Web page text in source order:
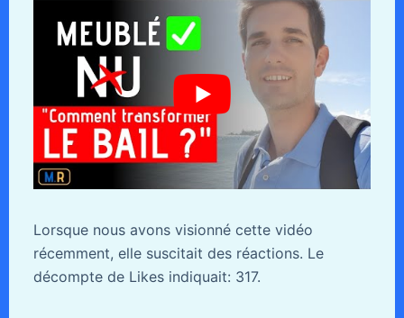
Lorsque nous avons visionné cette vidéo
récemment, elle suscitait des réactions. Le
décompte de Likes indiquait: 317.